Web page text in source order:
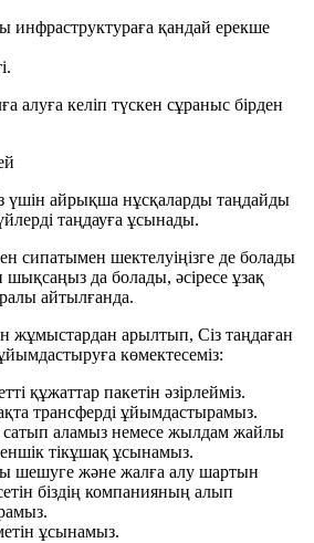
инфраструктураға қандай ерекше
алуға келіп түскен сұраныс бірден
үшін айрықша нұсқаларды таңдайды
таңдауға ұсынады.
сипатымен шектелуіңізге де болады
да болады, әсіресе ұзақ
айтылғанда.
жұмыстардан арылтып, Сіз таңдаған
көмектесеміз:
құжаттар пакетін әзірлейміз.
трансферді ұйымдастырамыз.
сатып аламыз немесе жылдам жайлы
тікұшақ ұсынамыз.
шешуге және жалға алу шартын
біздің компанияның алып
ұсынамыз.